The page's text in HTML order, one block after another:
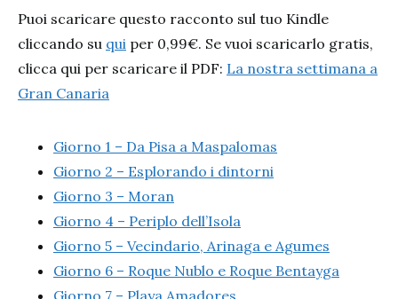
Puoi scaricare questo racconto sul tuo Kindle
cliccando su qui per 0,99€. Se vuoi scaricarlo gratis,
clicca qui per scaricare il PDF: La nostra settimana a
Gran Canaria
Giorno 1 – Da Pisa a Maspalomas
Giorno 2 – Esplorando i dintorni
Giorno 3 – Moran
Giorno 4 – Periplo dell’Isola
Giorno 5 – Vecindario, Arinaga e Agumes
Giorno 6 – Roque Nublo e Roque Bentayga
Giorno 7 – Playa Amadores